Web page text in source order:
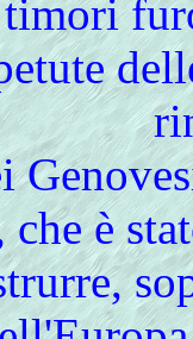
che è